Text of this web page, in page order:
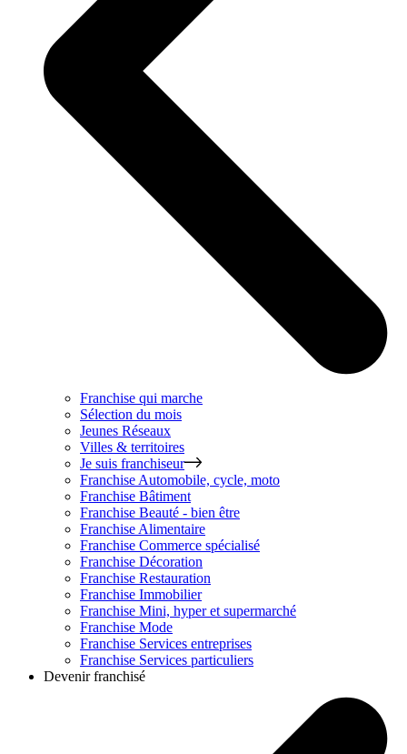
Franchise qui marche
Sélection du mois
Jeunes Réseaux
Villes & territoires
Je suis franchiseur
Franchise Automobile, cycle, moto
Franchise Bâtiment
Franchise Beauté - bien être
Franchise Alimentaire
Franchise Commerce spécialisé
Franchise Décoration
Franchise Restauration
Franchise Immobilier
Franchise Mini, hyper et supermarché
Franchise Mode
Franchise Services entreprises
Franchise Services particuliers
Devenir franchisé